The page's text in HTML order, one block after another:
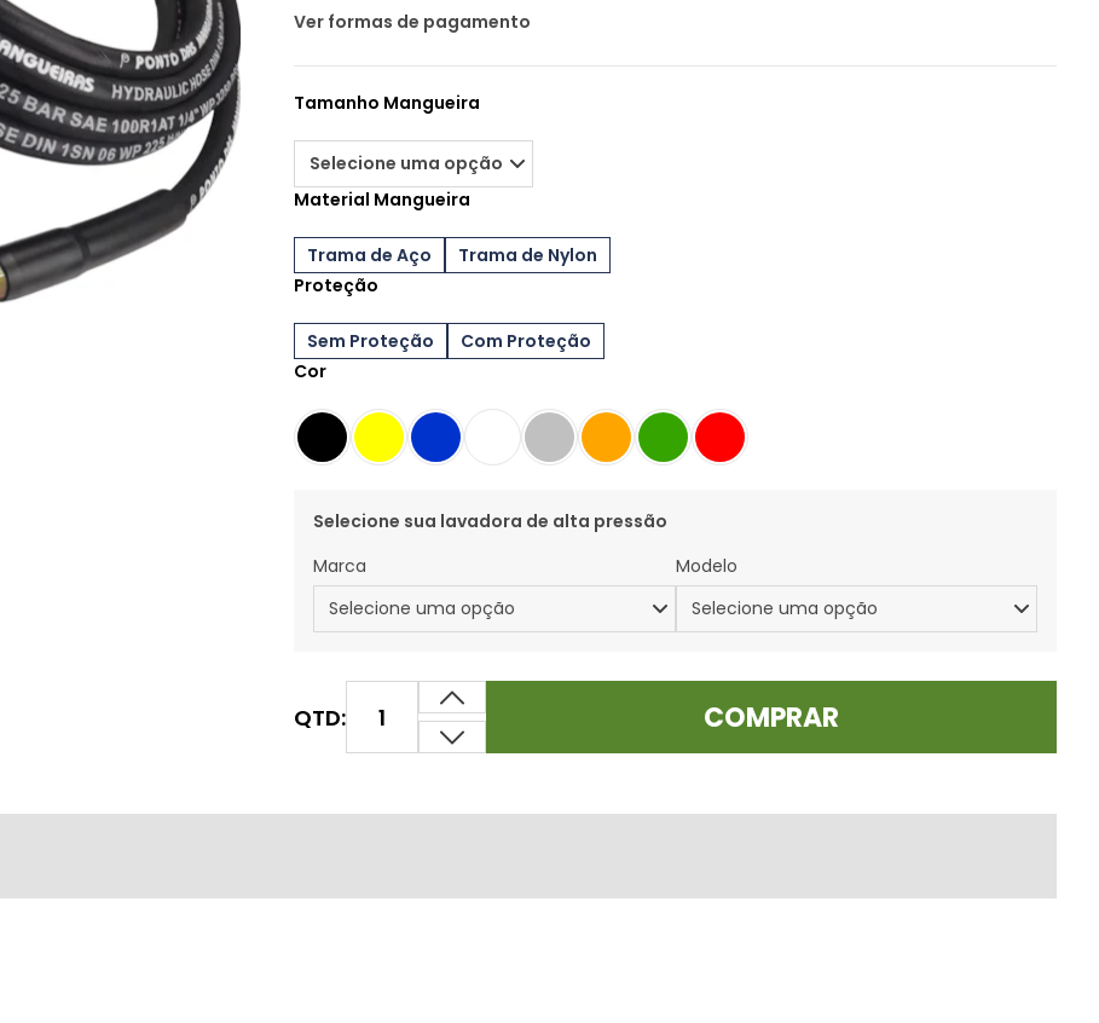
Ver formas de pagamento
Tamanho Mangueira
Material Mangueira
Trama de Aço
Trama de Nylon
Proteção
Sem Proteção
Com Proteção
Cor
QTD: COMPRAR
Selecione sua lavadora de alta pressão
Marca
Modelo